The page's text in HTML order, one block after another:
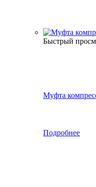
Быстрый
Муфта
Подробнее